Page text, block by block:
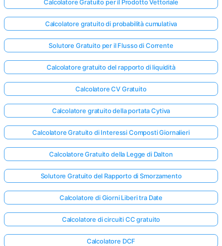
Calcolatore Gratuito per il Prodotto Vettoriale
Calcolatore gratuito di probabilità cumulativa
Solutore Gratuito per il Flusso di Corrente
Calcolatore gratuito del rapporto di liquidità
Calcolatore CV Gratuito
Calcolatore gratuito della portata Cytiva
Calcolatore Gratuito di Interessi Composti Giornalieri
Calcolatore Gratuito della Legge di Dalton
Solutore Gratuito del Rapporto di Smorzamento
Calcolatore di Giorni Liberi tra Date
Calcolatore di circuiti CC gratuito
Calcolatore DCF